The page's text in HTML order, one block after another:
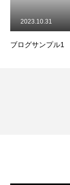
ログサンプル1
2023.10.31